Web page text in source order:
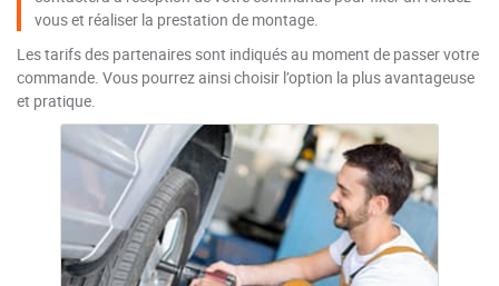
vous et réaliser la prestation de montage.
Les tarifs des partenaires sont indiqués au moment de passer votre
commande. Vous pourrez ainsi choisir l’option la plus avantageuse
et pratique.